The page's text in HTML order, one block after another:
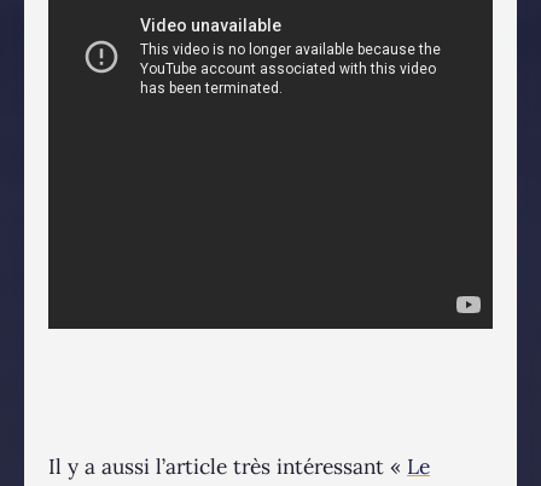
Il y a aussi l’article très intéressant « Le